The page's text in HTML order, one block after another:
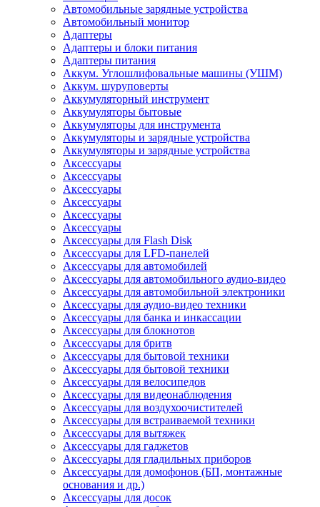
Автомобильные зарядные устройства
Автомобильный монитор
Адаптеры
Адаптеры и блоки питания
Адаптеры питания
Аккум. Углошлифовальные машины (УШМ)
Аккум. шуруповерты
Аккумуляторный инструмент
Аккумуляторы бытовые
Аккумуляторы для инструмента
Аккумуляторы и зарядные устройства
Аккумуляторы и зарядные устройства
Аксессуары
Аксессуары
Аксессуары
Аксессуары
Аксессуары
Аксессуары
Аксессуары для Flash Disk
Аксессуары для LFD-панелей
Аксессуары для автомобилей
Аксессуары для автомобильного аудио-видео
Аксессуары для автомобильной электроники
Аксессуары для аудио-видео техники
Аксессуары для банка и инкассации
Аксессуары для блокнотов
Аксессуары для бритв
Аксессуары для бытовой техники
Аксессуары для бытовой техники
Аксессуары для велосипедов
Аксессуары для видеонаблюдения
Аксессуары для воздухоочистителей
Аксессуары для встраиваемой техники
Аксессуары для вытяжек
Аксессуары для гаджетов
Аксессуары для гладильных приборов
Аксессуары для домофонов (БП, монтажные
основания и др.)
Аксессуары для досок